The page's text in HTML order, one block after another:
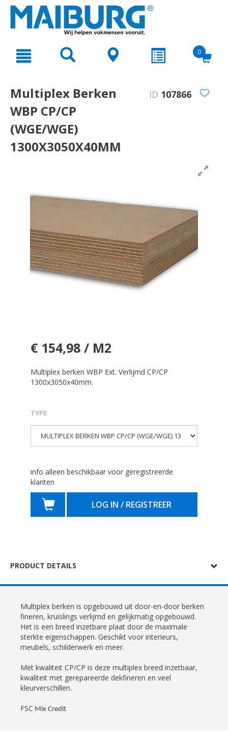
text.skipToNavigation
0
Multiplex Berken
WBP CP/CP
(WGE/WGE)
1300X3050X40MM
ID 107866
€ 154,98 / M2
Multiplex berken WBP Ext. Verlijmd CP/CP
1300x3050x40mm.
TYPE:
info alleen beschikbaar voor geregistreerde
klanten
LOG IN / REGISTREER
PRODUCT DETAILS
Multiplex berken is opgebouwd uit door-en-door berken
fineren, kruislings verlijmd en gelijkmatig opgebouwd.
Het is een breed inzetbare plaat door de maximale
sterkte eigenschappen. Geschikt voor interieurs,
meubels, schilderwerk en meer.
Met kwaliteit CP/CP is deze multiplex breed inzetbaar,
kwaliteit met gerepareerde dekfineren en veel
kleurverschillen.
FSC Mix Credit